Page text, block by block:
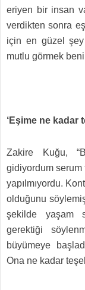
eriyen bir insan
verdikten sonra
için en güzel şey
mutlu görmek
‘Eşime ne kadar
Zakire Kuğu,
gidiyordum serum
yapılmıyordu.
olduğunu
şekilde yaşam
gerektiği
büyümeye
Ona ne kadar